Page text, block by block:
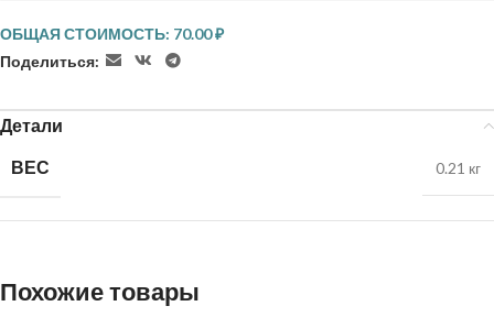
ОБЩАЯ СТОИМОСТЬ: 70.00₽
Поделиться:
Детали
ВЕС
0.21 кг
Похожие товары